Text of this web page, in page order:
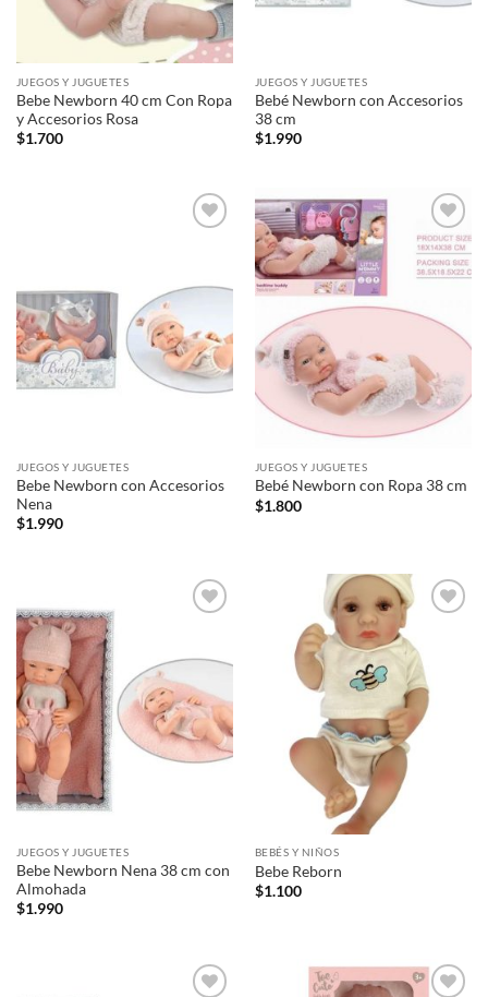
JUEGOS Y JUGUETES
Bebe Newborn 40 cm Con Ropa
y Accesorios Rosa
$1.700
JUEGOS Y JUGUETES
Bebé Newborn con Accesorios
38 cm
$1.990
deseos
JUEGOS Y JUGUETES
Bebe Newborn con Accesorios
Nena
$1.990
Añadir
a la
lista de
JUEGOS Y JUGUETES
Bebé Newborn con Ropa 38 cm
$1.800
lista de
JUEGOS Y JUGUETES
Bebe Newborn Nena 38 cm con
Almohada
$1.990
deseos
BEBÉS Y NIÑOS
Bebe Reborn
$1.100